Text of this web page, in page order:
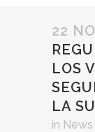
22
LOS
LA
in News